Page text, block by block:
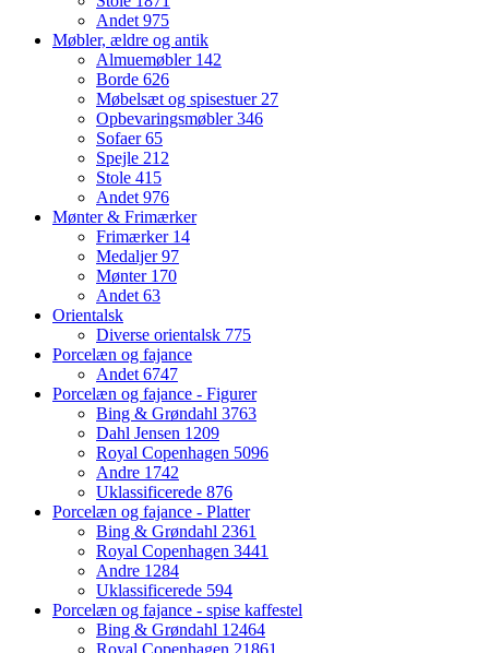
Andet 975
Møbler, ældre og antik
Almuemøbler 142
Borde 626
Møbelsæt og spisestuer 27
Opbevaringsmøbler346
Sofaer65
Spejle 212
Stole 415
Andet 976
Mønter & Frimærker
Frimærker 14
Medaljer97
Mønter 170
Andet 63
Orientalsk
Diverse orientalsk 775
Porcelæn og fajance
Andet 6747
Porcelæn og fajance - Figurer
Bing & Grøndahl 3763
Dahl Jensen 1209
Royal Copenhagen 5096
Andre 1742
Uklassificerede 876
Porcelæn og fajance - Platter
Bing & Grøndahl 2361
Royal Copenhagen 3441
Andre 1284
Uklassificerede 594
Porcelæn og fajance - spise kaffestel
Bing & Grøndahl 12464